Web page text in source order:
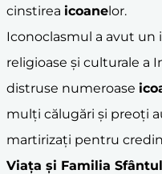
cinstirea icoanelor.
Iconoclasmul a avut un
religioase și culturale a
distruse numeroase
mulți călugări și preoți
martirizați pentru
Viața și Familia Sfânt